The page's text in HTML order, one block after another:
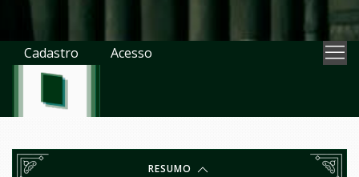
Cadastro Acesso
RESUMO